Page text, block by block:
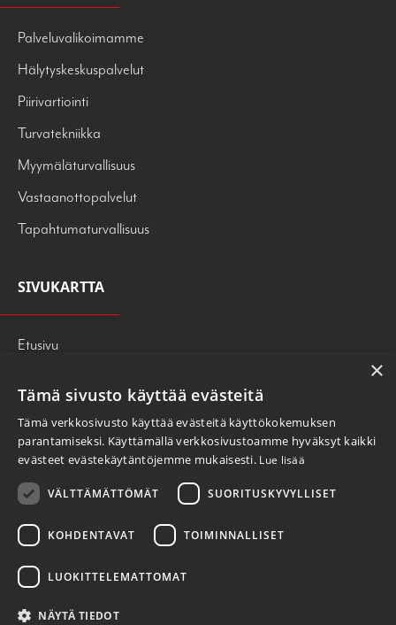
Palveluvalikoimamme
Hälytyskeskuspalvelut
Piirivartiointi
Turvatekniikka
Myymäläturvallisuus
Vastaanottopalvelut
Tapahtumaturvallisuus
SIVUKARTTA
Etusivu
247PRESS
OTA YHTEYTTÄ
Tietosuojaseloste
×
Tämä sivusto käyttää evästeitä
Tämä verkkosivusto käyttää evästeitä käyttökokemuksen
parantamiseksi. Käyttämällä verkkosivustoamme hyväksyt kaikki
evästeet evästekäytäntöjemme mukaisesti. Lue lisää
VÄLTTÄMÄTTÖMÄT SUORITUSKYVYLLISET
KOHDENTAVAT TOIMINNALLISET
LUOKITTELEMATTOMAT
NÄYTÄ TIEDOT